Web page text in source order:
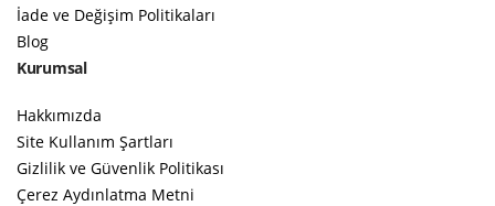
İade ve Değişim Politikaları
Blog
Kurumsal
Hakkımızda
Site Kullanım Şartları
Gizlilik ve Güvenlik Politikası
Çerez Aydınlatma Metni